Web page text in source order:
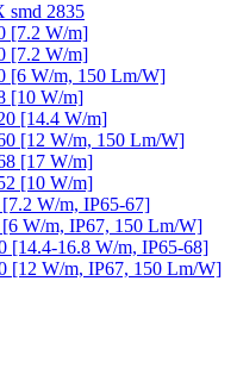
2835
[7.2 W/m]
[7.2 W/m]
[6 W/m, 150 Lm/W]
[10 W/m]
[14.4 W/m]
[12 W/m, 150 Lm/W]
[17 W/m]
[10 W/m]
W/m, IP65-67]
W/m, IP67, 150 Lm/W]
[14.4-16.8 W/m, IP65-68]
[12 W/m, IP67, 150 Lm/W]